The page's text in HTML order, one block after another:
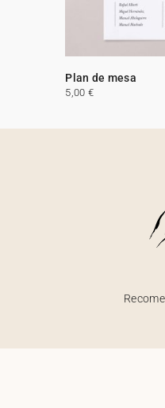
Plan de mesa
5,00 €